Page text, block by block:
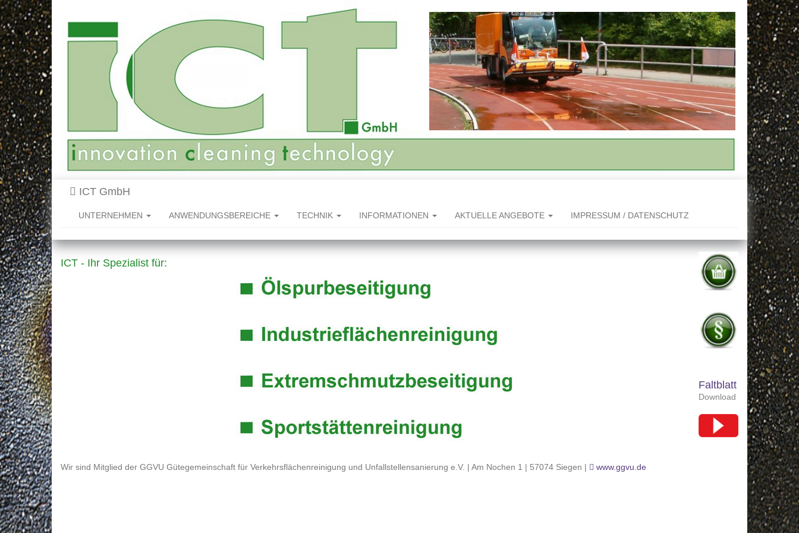
ICT GmbH
UNTERNEHMEN ANWENDUNGSBEREICHE TECHNIK INFORMATIONEN AKTUELLE ANGEBOTE IMPRESSUM / DATENSCHUTZ
ICT - Ihr Spezialist für:
Wir sind Mitglied der GGVU Gütegemeinschaft für Verkehrsflächenreinigung und Unfallstellensanierung e.V. | Am Nochen 1 | 57074 Siegen | www.ggvu.de
Faltblatt
Download